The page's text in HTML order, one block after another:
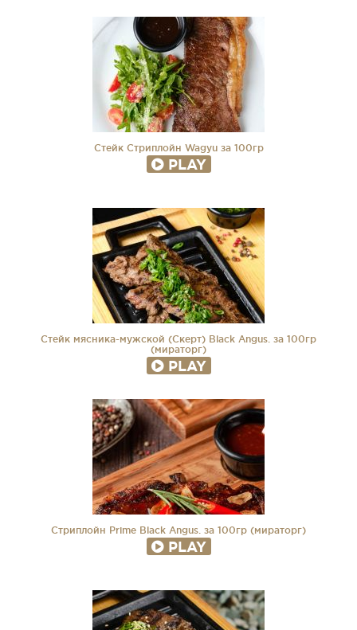
Стейк Стриплойн Wagyu за 100гр
PLAY
Стейк мясника-мужской (Скерт) Black Angus. за 100гр
(мираторг)
PLAY
Стриплойн Primе Black Angus. за 100гр (мираторг)
PLAY